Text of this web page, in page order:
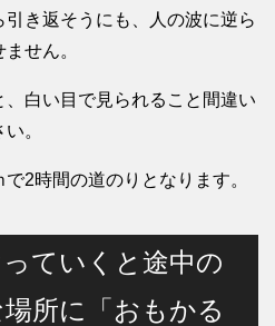
き返そうにも、人の波に逆ら
せん。
白い目で見られること間違い
。
2時間の道のりとなります。
ていくと途中の
所に「おもかる